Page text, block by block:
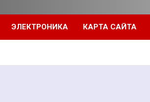
ЭЛЕКТРОНИКА КАРТА САЙТА